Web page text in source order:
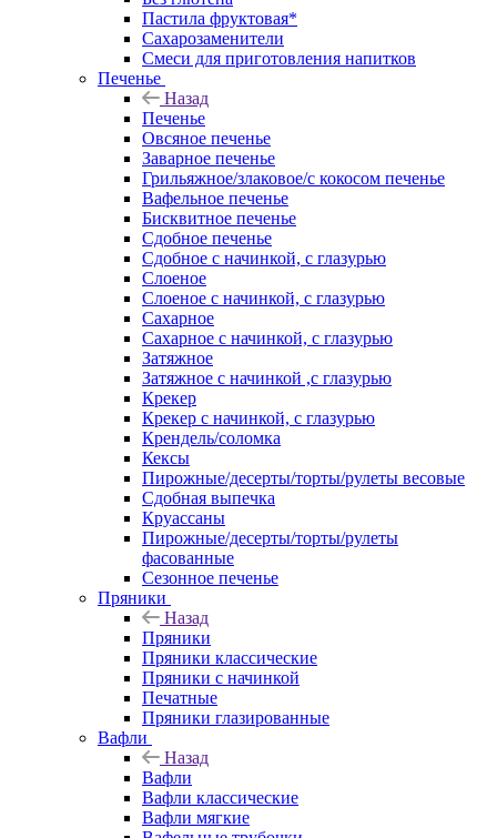
Пастила фруктовая*
Сахарозаменители
Смеси для приготовления напитков
Печенье
Назад
Печенье
Овсяное печенье
Заварное печенье
Грильяжное/злаковое/с кокосом печенье
Вафельное печенье
Бисквитное печенье
Сдобное печенье
Сдобное с начинкой, с глазурью
Слоеное
Слоеное с начинкой, с глазурью
Сахарное
Сахарное с начинкой, с глазурью
Затяжное
Затяжное с начинкой ,с глазурью
Крекер
Крекер с начинкой, с глазурью
Крендель/соломка
Кексы
Пирожные/десерты/торты/рулеты весовые
Сдобная выпечка
Круассаны
Пирожные/десерты/торты/рулеты
фасованные
Сезонное печенье
Пряники
Назад
Пряники
Пряники классические
Пряники с начинкой
Печатные
Пряники глазированные
Вафли
Назад
Вафли
Вафли классические
Вафли мягкие